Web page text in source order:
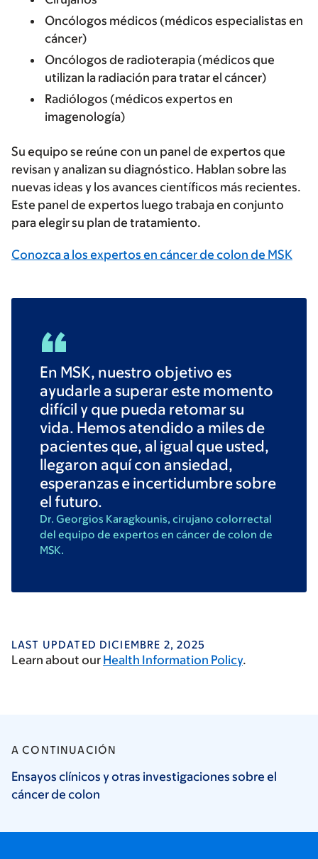
Oncólogos médicos (médicos especialistas en
cáncer)
Oncólogos de radioterapia (médicos que
utilizan la radiación para tratar el cáncer)
Radiólogos (médicos expertos en
imagenología)
Su equipo se reúne con un panel de expertos que
revisan y analizan su diagnóstico. Hablan sobre las
nuevas ideas y los avances científicos más recientes.
Este panel de expertos luego trabaja en conjunto
para elegir su plan de tratamiento.
Conozca a los expertos en cáncer de colon de MSK
En MSK, nuestro objetivo es
ayudarle a superar este momento
difícil y que pueda retomar su
vida. Hemos atendido a miles de
pacientes que, al igual que usted,
llegaron aquí con ansiedad,
esperanzas e incertidumbre sobre
el futuro.
Dr. Georgios Karagkounis, cirujano colorrectal
del equipo de expertos en cáncer de colon de
MSK.
LAST UPDATED DICIEMBRE 2, 2025
Learn about our Health Information Policy.
A CONTINUACIÓN
Ensayos clínicos y otras investigaciones sobre el
cáncer de colon